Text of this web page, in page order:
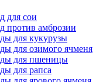
для сои
против амброзии
для кукурузы
для озимого ячменя
для пшеницы
для рапса